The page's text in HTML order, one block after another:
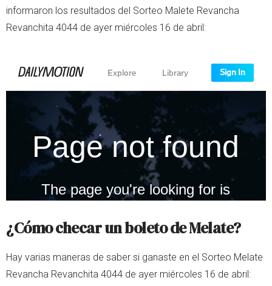
informaron los resultados del Sorteo Malete Revancha
Revanchita 4044 de ayer miércoles 16 de abril:
¿Cómo checar un boleto de Melate?
Hay varias maneras de saber si ganaste en el Sorteo Melate
Revancha Revanchita 4044 de ayer miércoles 16 de abril: